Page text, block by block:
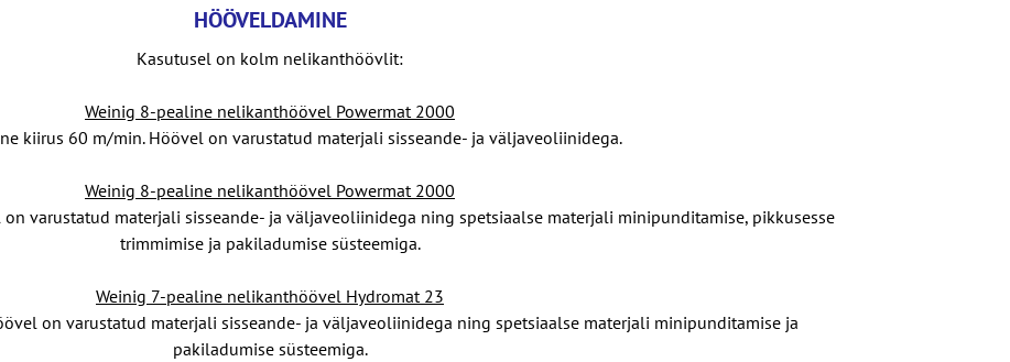
HÖÖVELDAMINE
Kasutusel on kolm nelikanthöövlit:
Weinig 8-pealine nelikanthöövel Powermat 2000
kiirus 60 m/min. Höövel on varustatud materjali sisseande- ja väljaveoliinidega.
Weinig 8-pealine nelikanthöövel Powermat 2000
varustatud materjali sisseande- ja väljaveoliinidega ning spetsiaalse materjali minipunditamise, pikkusesse
trimmimise ja pakiladumise süsteemiga.
Weinig 7-pealine nelikanthöövel Hydromat 23
on varustatud materjali sisseande- ja väljaveoliinidega ning spetsiaalse materjali minipunditamise ja
pakiladumise süsteemiga.